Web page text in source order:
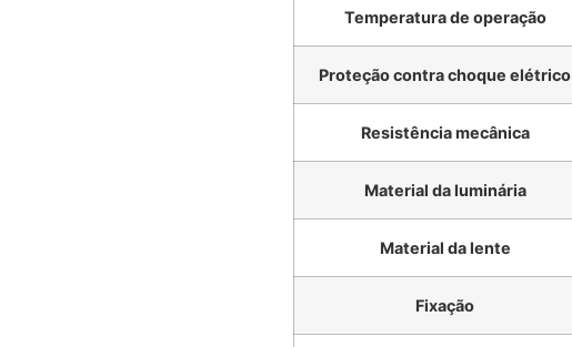
Temperatura de operação
Proteção contra choque elétrico
Resistência mecânica
Material da luminária
Material da lente
Fixação